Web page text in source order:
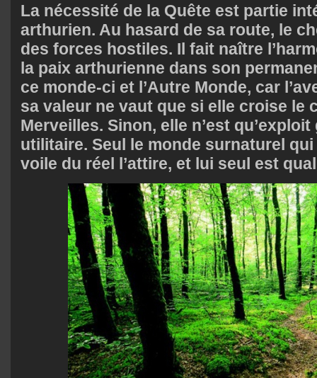
La nécessité de la Quête est partie
arthurien. Au hasard de sa route, le
des forces hostiles. Il fait naître
la paix arthurienne dans son
ce monde-ci et l’Autre Monde, car
sa valeur ne vaut que si elle croise le
Merveilles. Sinon, elle n’est
utilitaire. Seul le monde surnaturel
voile du réel l’attire, et lui seul est